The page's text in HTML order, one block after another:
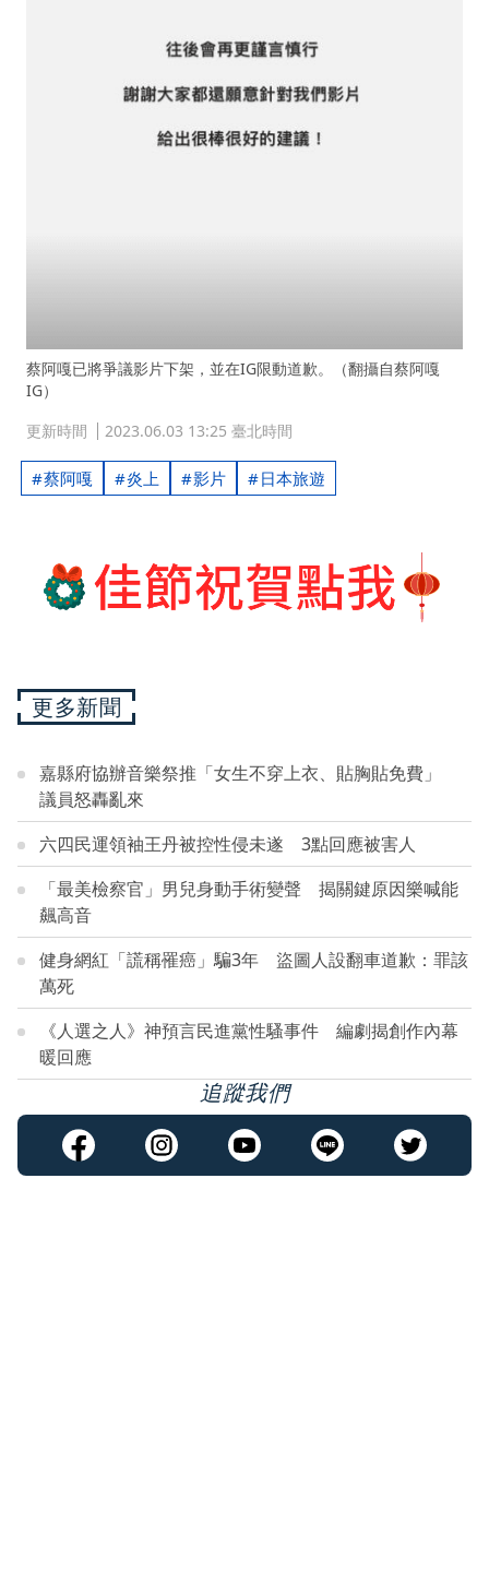
蔡阿嘎已將爭議影片下架，並在IG限動道歉。（翻攝自蔡阿嘎
IG）
更新時間
2023.06.03 13:25 臺北時間
蔡阿嘎 炎上 影片 日本旅遊
更多新聞
嘉縣府協辦音樂祭推「女生不穿上衣、貼胸貼免費」
議員怒轟亂來
六四民運領袖王丹被控性侵未遂 3點回應被害人
「最美檢察官」男兒身動手術變聲 揭關鍵原因樂喊能
飆高音
健身網紅「謊稱罹癌」騙3年 盜圖人設翻車道歉：罪該
萬死
《人選之人》神預言民進黨性騷事件 編劇揭創作內幕
暖回應
追蹤我們